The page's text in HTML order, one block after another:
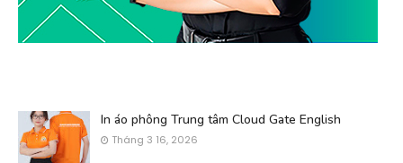
In áo phông Trung tâm Cloud Gate English
Tháng 3 16, 2026